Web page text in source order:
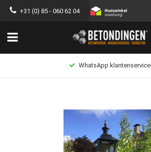
+31 (0) 85 - 060 62 04
WhatsApp klantenservice